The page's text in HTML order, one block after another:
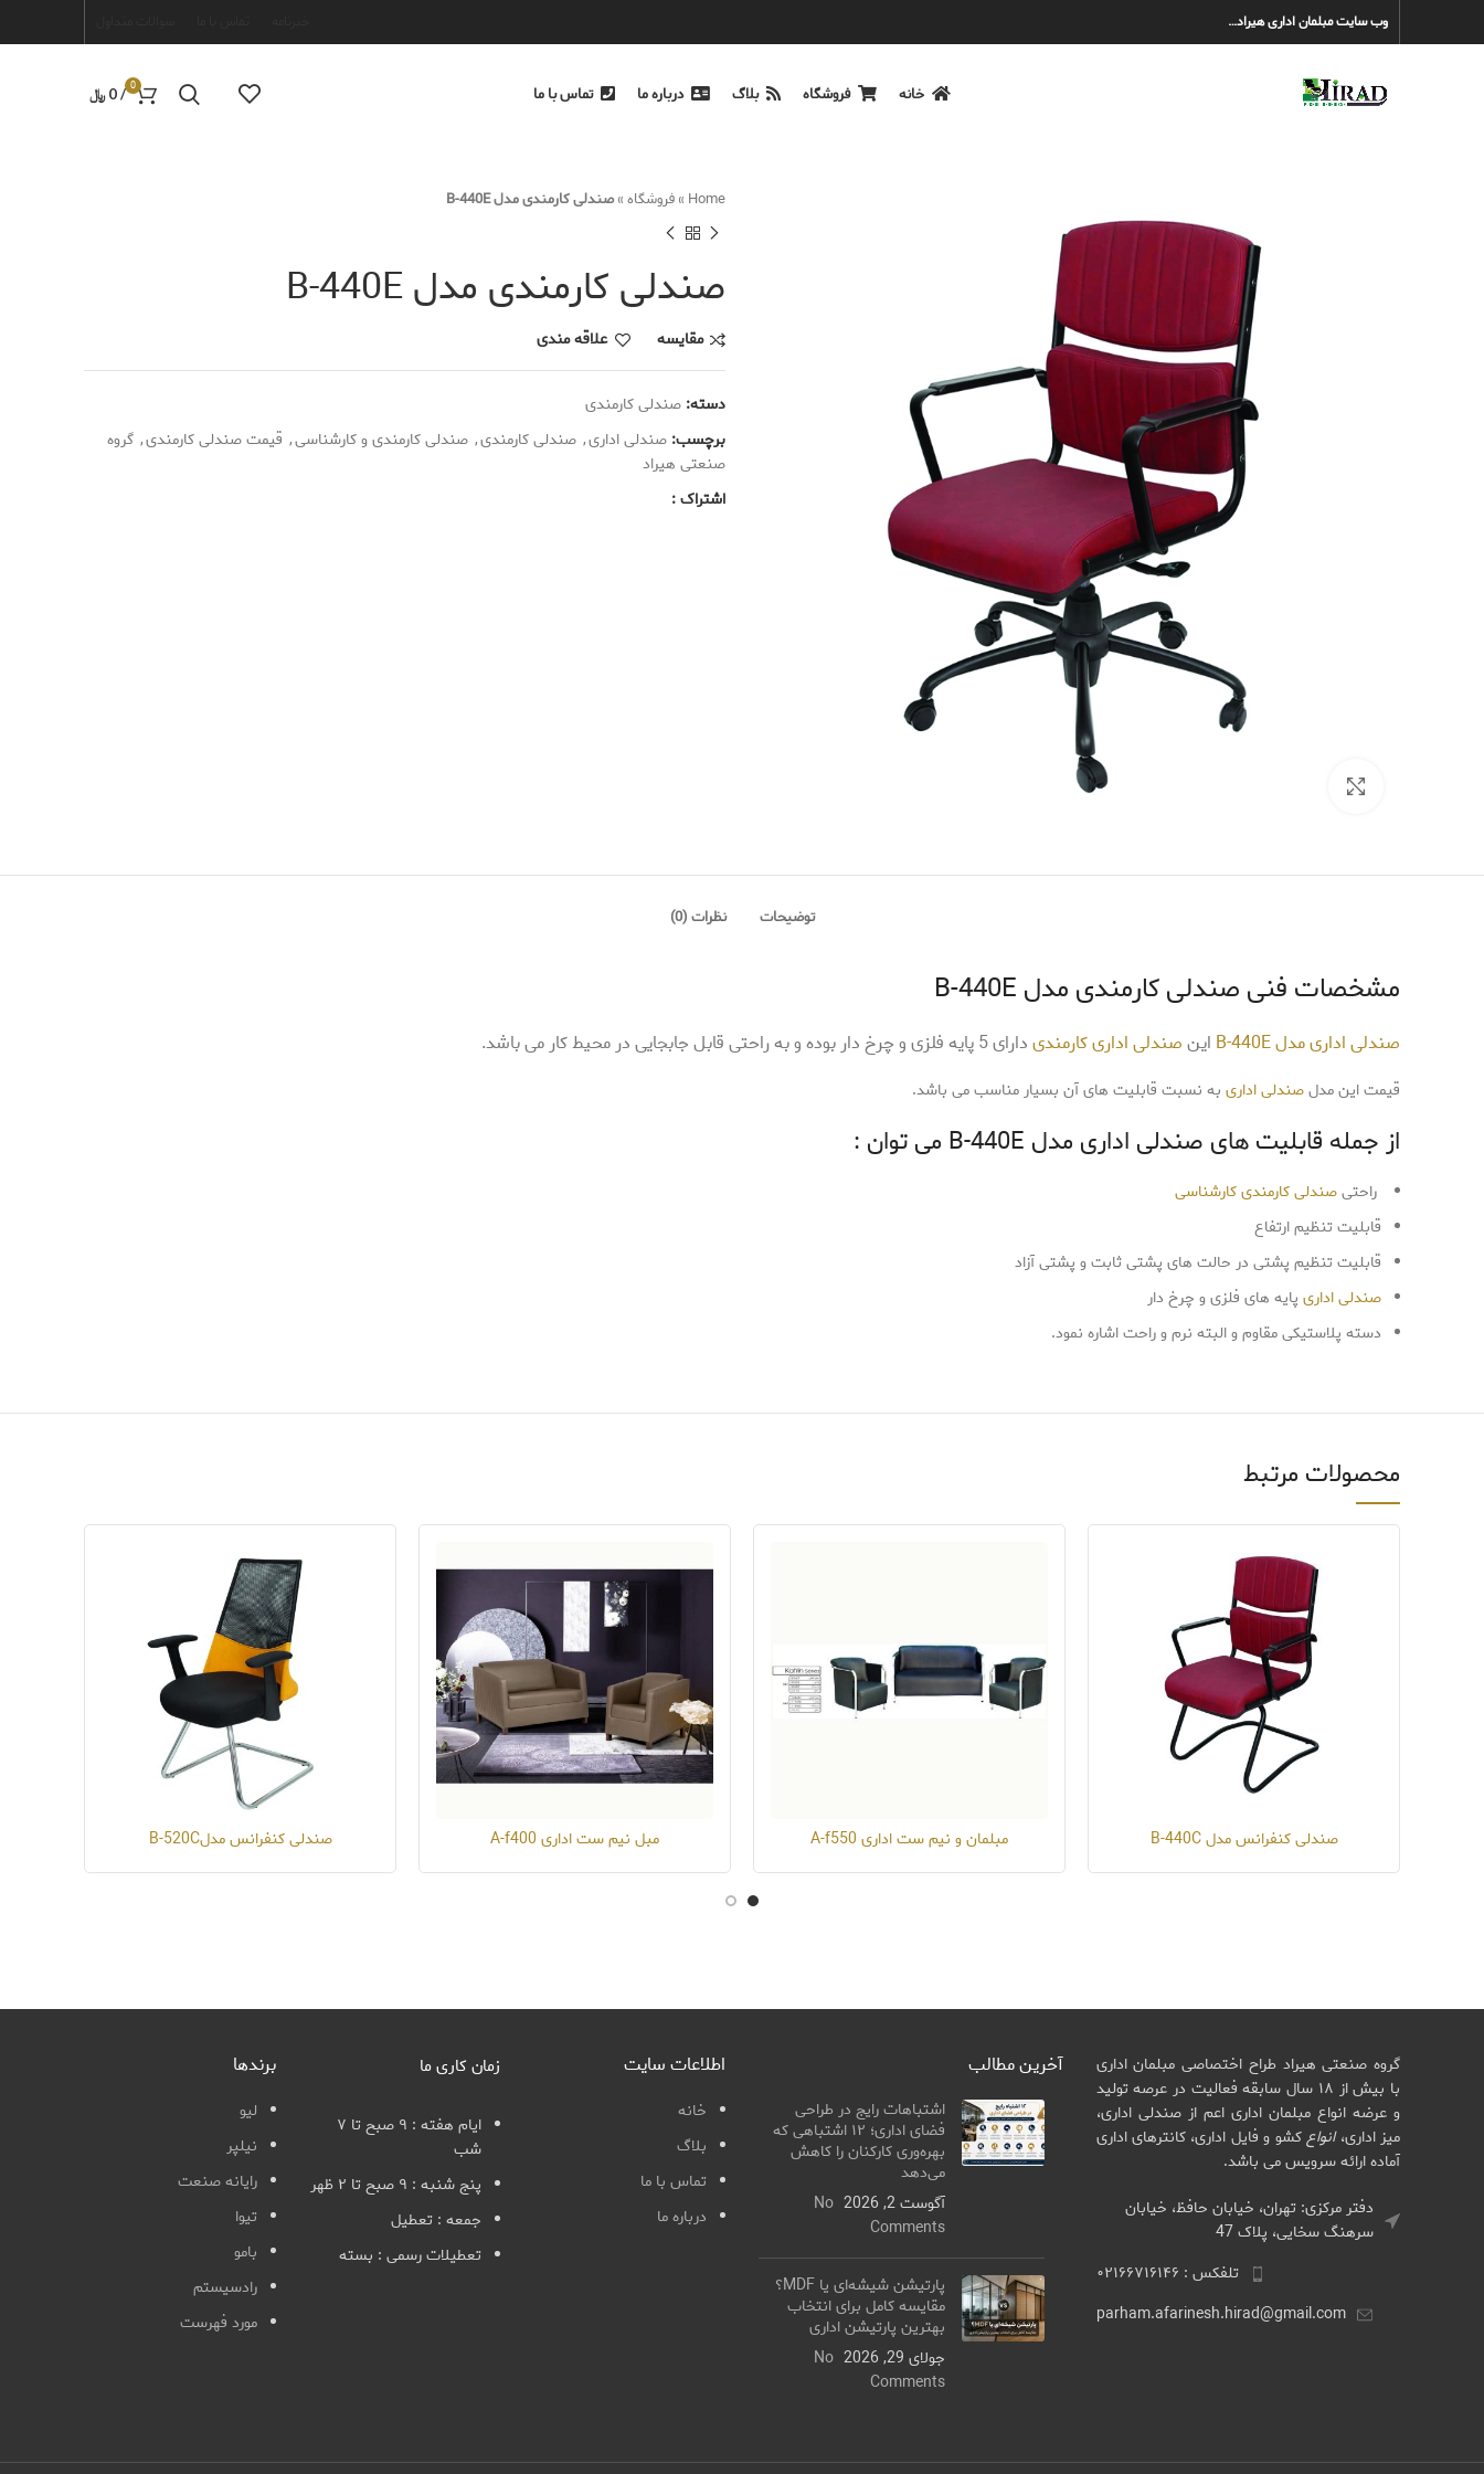
وب سایت مبلمان اداری هیراد…
خانه فروشگاه بلاگ درباره ما تماس با ما 0
/
0 ﷼
Home
»فروشگاه»صندلی کارمندی مدل B-440E
صندلی کارمندی مدل B-440E
مقایسه علاقه مندی
دسته: صندلی کارمندی
برچسب: صندلی اداری, صندلی کارمندی, صندلی کارمندی و کارشناسی, قیمت صندلی کارمندی, گروه
صنعتی هیراد
اشتراک :
توضیحات نظرات (0)
مشخصات فنی صندلی کارمندی مدل B-440E
صندلی اداری مدل B-440E اینصندلی اداری کارمندیدارای 5 پایه فلزی و چرخ دار بوده و به راحتی قابل جابجایی در محیط کار می باشد.
قیمت این مدلصندلی اداری به نسبت قابلیت های آن بسیار مناسب می باشد.
از جمله قابلیت های صندلی اداری مدل B-440E می توان :
راحتیصندلی کارمندی کارشناسی
قابلیت تنظیم ارتفاع
قابلیت تنظیم پشتی در حالت های پشتی ثابت و پشتی آزاد
صندلی اداری پایه های فلزی و چرخ دار
دسته پلاستیکی مقاوم و البته نرم و راحت اشاره نمود.
محصولات مرتبط
صندلی کنفرانس مدل B-440C مبلمان و نیم ست اداری A-f550 مبل نیم ست اداری A-f400 صندلی کنفرانس مدلB-520C
گروه صنعتی هیراد طراح اختصاصی مبلمان اداری
با بیش از ۱۸ سال سابقه فعالیت در عرصه تولید
و عرضه انواع مبلمان اداری اعم از صندلی اداری،
میز اداری،انواعکشو و فایل اداری، کانترهای اداری
آماده ارائه سرویس می باشد.
دفتر مرکزی: تهران، خیابان حافظ، خیابان
سرهنگ سخایی، پلاک 47
تلفکس : ۰۲۱۶۶۷۱۶۱۴۶
parham.afarinesh.hirad@gmail.com
آخرین مطالب
اشتباهات رایج در طراحی
فضای اداری؛ ۱۲ اشتباهی که
بهره‌وری کارکنان را کاهش
می‌دهد
آگوست 2, 2026
No
Comments
پارتیشن شیشه‌ای یا MDF؟
مقایسه کامل برای انتخاب
بهترین پارتیشن اداری
جولای 29, 2026
No
Comments
اطلاعات سایت
خانه
بلاگ
تماس با ما
درباره ما
زمان کاری ما
ایام هفته : ۹ صبح تا ۷
شب
پنج شنبه : ۹ صبح تا ۲ ظهر
جمعه : تعطیل
تعطیلات رسمی : بسته
برندها
لیو
نیلپر
رایانه صنعت
تیوا
بامو
رادسیستم
مورد فهرست